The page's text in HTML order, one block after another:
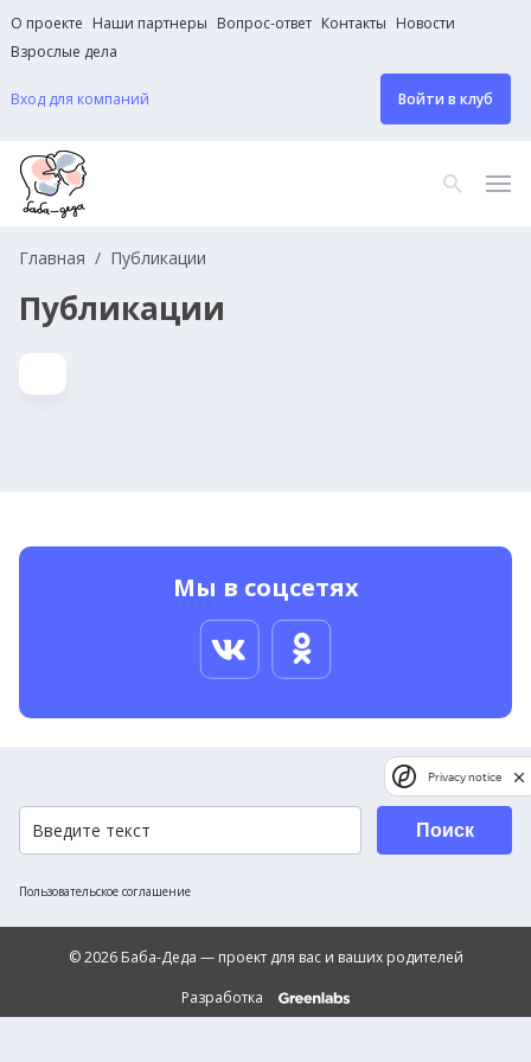
О проекте Наши партнеры Вопрос-ответ Контакты Новости
Взрослые дела
Вход для компаний Войти в клуб
Главная Публикации
Публикации
Мы в соцсетях
Пользовательское соглашение
Поиск
© 2026 Баба-Деда — проект для вас и ваших родителей
Разработка
Privacy notice